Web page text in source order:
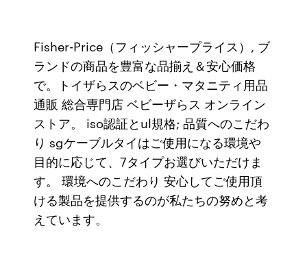
Fisher-Price（フィッシャープライス）, ブ
ランドの商品を豊富な品揃え＆安心価格
で。トイザらスのベビー・マタニティ用品
通販 総合専門店 ベビーザらス オンライン
ストア。 iso認証とul規格; 品質へのこだわ
り sgケーブルタイはご使用になる環境や
目的に応じて、7タイプお選びいただけま
す。 環境へのこだわり 安心してご使用頂
ける製品を提供するのが私たちの努めと考
えています。